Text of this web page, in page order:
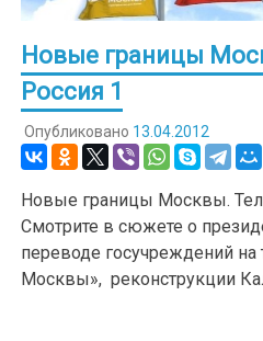
Новые границы
Россия 1
Опубликовано 13.04.2012
Новые границы Москвы.
Смотрите в сюжете о
переводе госучреждений
Москвы», реконструкции